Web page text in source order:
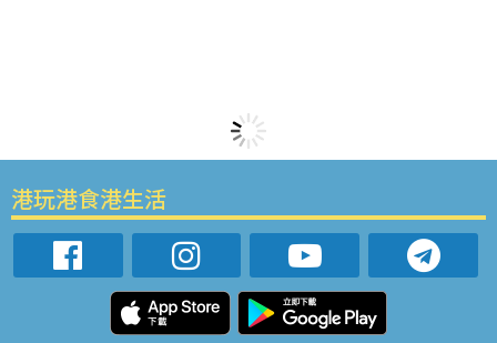
港玩港食港生活